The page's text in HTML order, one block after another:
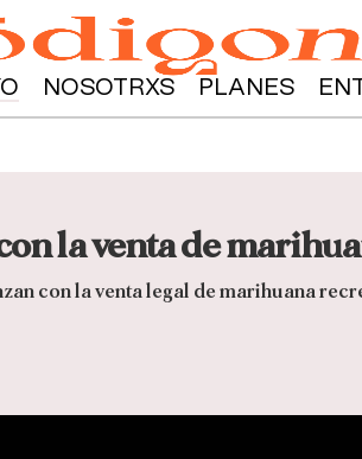
NOSOTRXS PLANES
la venta de
con la venta legal de marihuana